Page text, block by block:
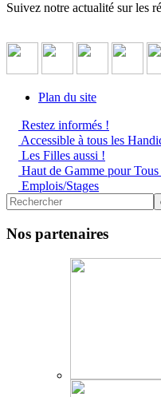
Suivez notre actualité sur les
Plan du site
Restez informés !
Accessible à tous les
Les Filles aussi !
Haut de Gamme pour Tous
Emplois/Stages
Nos partenaires